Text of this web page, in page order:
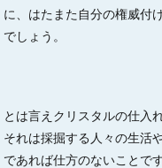
に、はたまた自分の権威付
でしょう。
とは言えクリスタルの仕入
それは採掘する人々の生活
であれば仕方のないことです